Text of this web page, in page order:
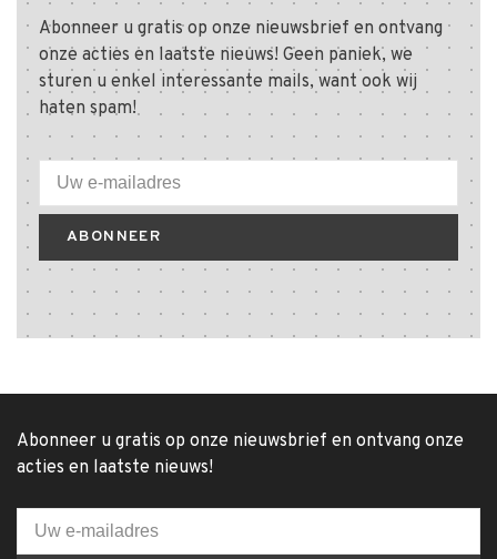
Abonneer u gratis op onze nieuwsbrief en ontvang
onze acties en laatste nieuws! Geen paniek, we
sturen u enkel interessante mails, want ook wij
haten spam!
ABONNEER
Abonneer u gratis op onze nieuwsbrief en ontvang onze
acties en laatste nieuws!